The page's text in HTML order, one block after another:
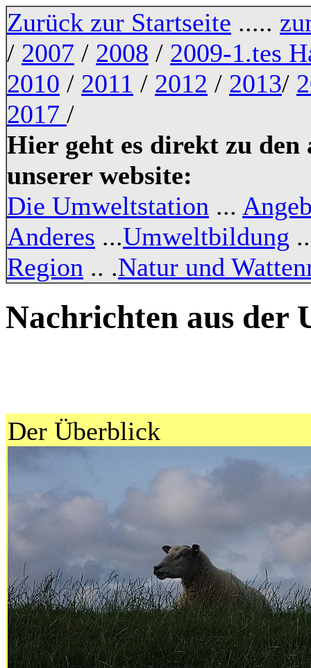
Zurück zur Startseite .....
/ 2007 / 2008 / 2009-1.tes
2010 / 2011 / 2012 / 2013/
2017 /
Hier geht es direkt zu
unserer website:
Die Umweltstation ...
Anderes ...Umweltbildung
Region .. .Natur und
Nachrichten aus der
Der Überblick